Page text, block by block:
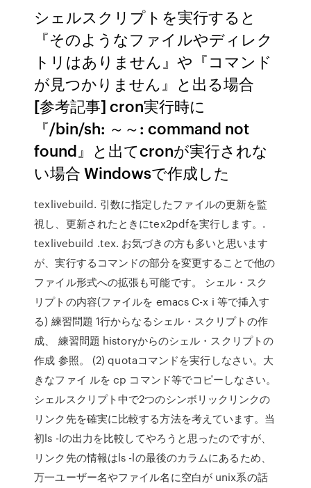
シェルスクリプトを実行すると
『そのようなファイルやディレク
トリはありません』や『コマンド
が見つかりません』と出る場合
[参考記事] cron実行時に
『/bin/sh: ～～: command not
found』と出てcronが実行されな
い場合 Windowsで作成した
texlivebuild. 引数に指定したファイルの更新を監
視し、更新されたときにtex2pdfを実行します。.
texlivebuild .tex. お気づきの方も多いと思います
が、実行するコマンドの部分を変更することで他の
ファイル形式への拡張も可能です。 シェル・スク
リプトの内容(ファイルを emacs C-x i 等で挿入す
る) 練習問題 1行からなるシェル・スクリプトの作
成、 練習問題 historyからのシェル・スクリプトの
作成 参照。 (2) quotaコマンドを実行しなさい。大
きなファイ ルを cp コマンド等でコピーしなさい。
シェルスクリプト中で2つのシンボリックリンクの
リンク先を確実に比較する方法を考えています。当
初ls -lの出力を比較してやろうと思ったのですが、
リンク先の情報はls -lの最後のカラムにあるため、
万一ユーザー名やファイル名に空白が unix系の話